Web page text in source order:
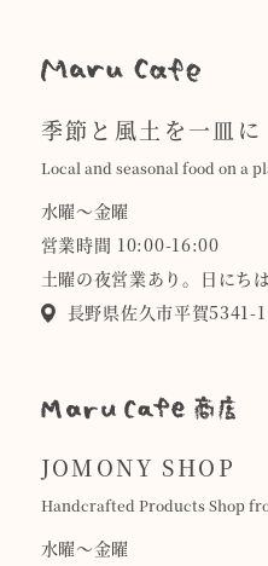
季節と風土を一皿に
Local and seasonal food on a
水曜〜金曜
営業時間 10:00-16:00
土曜の夜営業あり。日にち
長野県佐久市平賀5341-1
JOMONY SHOP
Handcrafted Products Shop
水曜〜金曜